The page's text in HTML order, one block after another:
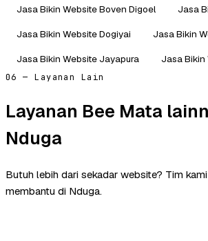
Jasa Bikin Website Boven Digoel
Jasa
Jasa Bikin Website Dogiyai
Jasa Bikin
Jasa Bikin Website Jayapura
Jasa Bikin
06 — Layanan Lain
Layanan Bee Mata
Nduga
Butuh lebih dari sekadar website? Tim
membantu di Nduga.